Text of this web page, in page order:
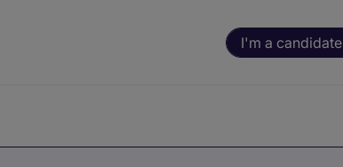
I'm a candidate